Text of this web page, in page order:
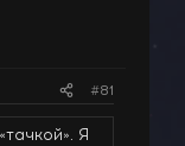
#81
Я